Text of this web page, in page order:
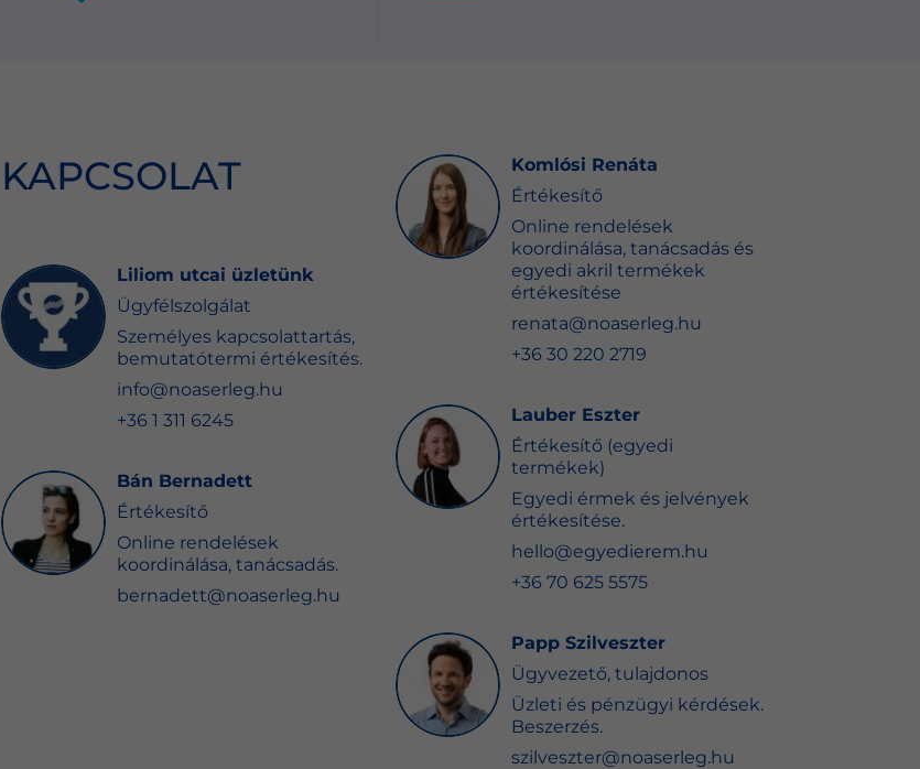
KAPCSOLAT
Liliom utcai üzletünk
Ügyfélszolgálat
Személyes kapcsolattartás,
bemutatótermi értékesítés.
info@noaserleg.hu
+36 1 311 6245
Bán Bernadett
Értékesítő
Online rendelések
koordinálása, tanácsadás.
bernadett@noaserleg.hu
Komlósi Renáta
Értékesítő
Online rendelések
koordinálása, tanácsadás és
egyedi akril termékek
értékesítése
renata@noaserleg.hu
+36 30 220 2719
Lauber Eszter
Értékesítő (egyedi
termékek)
Egyedi érmek és jelvények
értékesítése.
hello@egyedierem.hu
+36 70 625 5575
Papp Szilveszter
Ügyvezető, tulajdonos
Üzleti és pénzügyi kérdések.
Beszerzés.
szilveszter@noaserleg.hu